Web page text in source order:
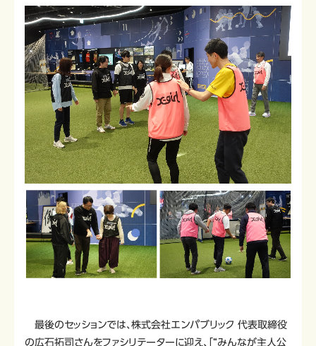
最後のセッションでは、株式会社エンパブリック 代表取締役
の広石拓司さんをファシリテーターに迎え、「“みんなが主人公